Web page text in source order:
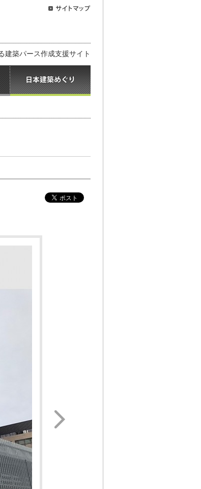
建築パース作成支援サイト